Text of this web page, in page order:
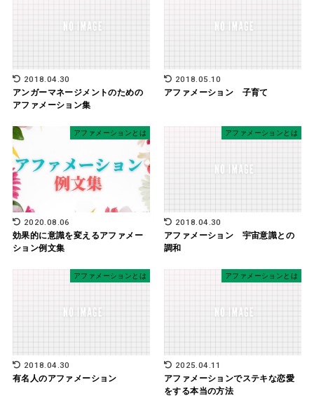
2018.04.30
アンガーマネージメントのための
アファメーション集
2018.05.10
アファメーション 子育て
アファメーションとは
2020.08.06
効果的に意識を変えるアファメー
ション例文集
アファメーションとは
2018.04.30
アファメーション 宇宙意識との
調和
アファメーションとは
2018.04.30
有名人のアファメーション
アファメーションとは
2025.04.11
アファメーションでステキな恋愛
をする本当の方法